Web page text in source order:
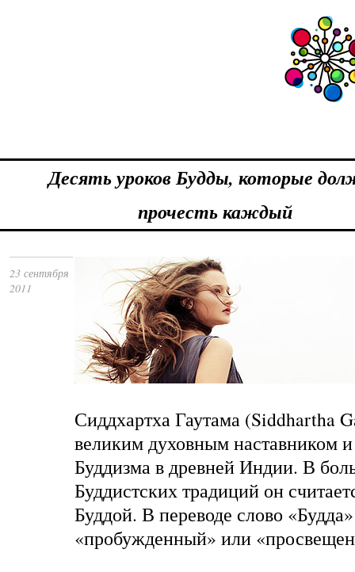
Десять уроков Будды, которые
прочесть каждый
23 сентября
2011
Сиддхартха Гаутама (Siddhartha
великим духовным наставником
Буддизма в древней Индии. В
Буддистских традиций он
Буддой. В переводе слово
«пробужденный» или